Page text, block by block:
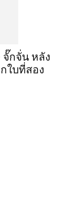
กจั่น หลัง
ใบที่สอง